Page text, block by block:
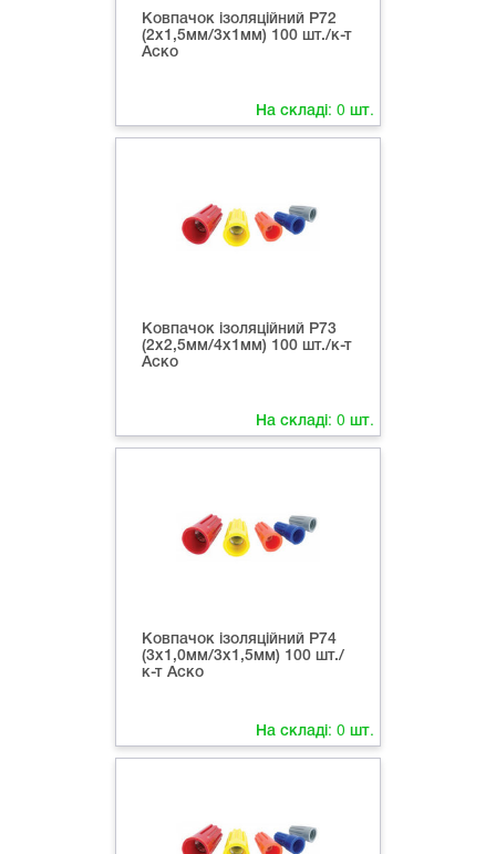
Ковпачок ізоляційний Р72
(2х1,5мм/3х1мм) 100 шт./к-т
Аско
На складі: 0 шт.
Ковпачок ізоляційний Р73
(2х2,5мм/4х1мм) 100 шт./к-т
Аско
На складі: 0 шт.
Ковпачок ізоляційний Р74
(3х1,0мм/3х1,5мм) 100 шт./
к-т Аско
На складі: 0 шт.